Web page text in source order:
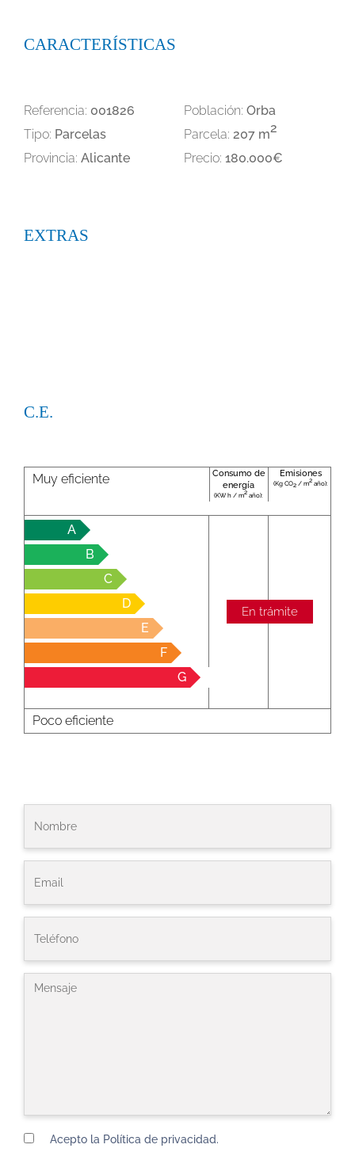
CARACTERÍSTICAS
Referencia: 001826
Tipo: Parcelas
Provincia: Alicante
Población: Orba
Parcela: 207 m2
Precio: 180.000€
EXTRAS
C.E.
Muy eficiente
Consumo de
energía
(KW h / m2 año):
Emisiones
(Kg CO2/ m2año):
A
B
C
D
E
F
G
Poco eficiente
En trámite
Acepto la Política de privacidad.